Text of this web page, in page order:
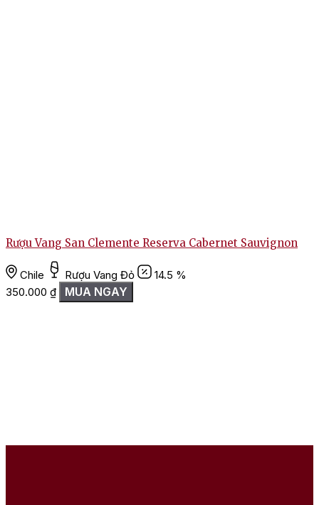
Rượu Vang San Clemente Reserva Cabernet Sauvignon
Chile Rượu Vang Đỏ
14.5 %
350.000 ₫ MUA NGAY